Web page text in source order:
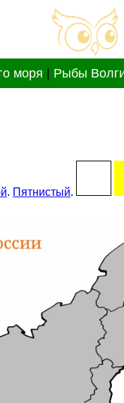
моря Рыбы
. Пятнистый.